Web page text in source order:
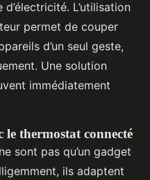
L’utilisation
permet de couper
d’un seul geste,
Une solution
immédiatement
thermostat connecté
sont pas qu’un gadget
ils adaptent